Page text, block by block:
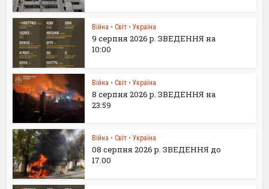
Війна • Світ • Україна
9 серпня 2026 р. ЗВЕДЕННЯ на
10:00
Війна • Світ • Україна
8 серпня 2026 р. ЗВЕДЕННЯ на
23:59
Війна • Світ • Україна
08 серпня 2026 р. ЗВЕДЕННЯ до
17.00